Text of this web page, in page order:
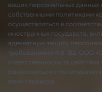
ваших персональных данных
собственными политиками
осуществляться в
иностранных государств,
адекватную защиту
требованиями ФЗ-152. ООО
ответственности за
ознакомиться с политиками
вами сервисов.